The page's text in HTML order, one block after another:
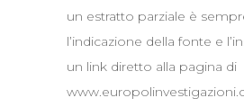
un estratto parziale è
l’indicazione della fonte e
un link diretto alla pagina di